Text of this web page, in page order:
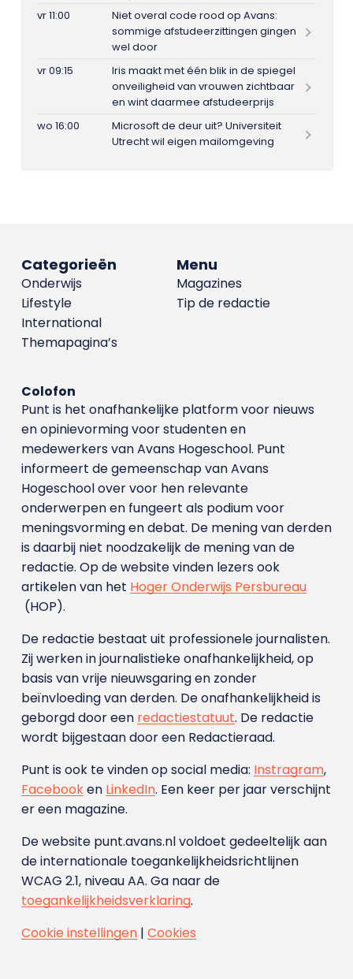
vr 11:00
Niet overal code rood op Avans:
sommige afstudeerzittingen gingen
wel door
vr 09:15
Iris maakt met één blik in de spiegel
onveiligheid van vrouwen zichtbaar
en wint daarmee afstudeerprijs
wo 16:00
Microsoft de deur uit? Universiteit
Utrecht wil eigen mailomgeving
Menu
Magazines
Tip de redactie
Categorieën
Onderwijs
Lifestyle
International
Themapagina’s
Colofon
Punt is het onafhankelijke platform voor nieuws
en opinievorming voor studenten en
medewerkers van Avans Hoge­school. Punt
informeert de gemeenschap van Avans
Hogeschool over voor hen relevante
onderwerpen en fungeert als podium voor
meningsvorming en debat. De mening van derden
is daarbij niet noodzakelijk de mening van de
redactie. Op de website vinden lezers ook
artikelen van het Hoger Onderwijs Persbureau
(HOP).
De redactie bestaat uit professionele journalisten.
Zij werken in journalistieke onafhankelijkheid, op
basis van vrije nieuwsgaring en zonder
beïnvloeding van derden. De onafhankelijkheid is
geborgd door een redactiestatuut. De redactie
wordt bijgestaan door een Redactieraad.
Punt is ook te vinden op social media: Instragram,
Facebooken LinkedIn. Een keer per jaar verschijnt
er een magazine.
De website punt.avans.nl voldoet gedeeltelijk aan
de internationale toegankelijkheidsrichtlijnen
WCAG 2.1, niveau AA. Ga naar de
toegankelijkheidsverklaring.
Cookie instellingen| Cookies